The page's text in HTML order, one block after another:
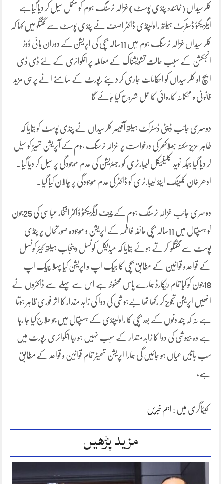
کلرسیداں (نمائندہ پنڈی پوسٹ)غزالہ نرسنگ ہوم کو مکمل سیل کر دیا گیاہے
ایگزیکٹو ڈسٹرکٹ ہیلتھ راولپنڈی ڈاکٹر اصف نے پنڈی پوسٹ سے گفتگو میں کہا کہ
کلر سیداں غزالہ نرسنگ ہوم میں 11سالہ بچی کی اپریشن کے دوران ہائی ڈوز
انجکشن کے سبب حالت تشویشناک کے معاملہ پر انکوائری کے لئے ڈی ڈی
ایچ او کلر سیداں کو احکامات جاری کر دیئے رپورٹ کے سامنے انے پر ہی مزید
قانونی و محکمانہ کاروائی کا عمل شروع کیا جائے گا
دوسری جانب ڈپٹی ڈسٹرکٹ ہیلتھ آفیسر کلرسیداں نے پنڈی پوسٹ کو بتایا کہ
طاہر عزیز سکنہ بھلاکھر کی درخواست پر غزالہ نرسنگ ہوم کے آپریشن تھیڑ کو سیل
کر دیا گیا جبکہ نوید کلینیکل لیبارٹری کو رجسٹریشن کی عدم موجودگی پر سیل کر دیا گیا ۔
ادھر خان کلینک اینڈ لیبارٹری کو ڈاکٹر کی عدم موجودگی پر چالان کیا گیا ۔
دوسری جانب غزالہ نرسنگ ہوم کے چیف ایگزیکٹو ڈاکٹر افتخار عباسی کی 25جون
کو ہسپتال میں 11سالہ بچی حائفہ فاطمہ کے اپریشن و موجودہ صورتحال پر پنڈی
پوسٹ سے گفتگو کرتے ہوئے بتایا کہ میڈیکل کونسل و پنجاب ہیلتھ کیئر کونسل
کے قواعد و قوانین کے مطابق بچی کا جیک اپ و اپریشن کیا پہلا چیک اپ
18جون کو کیا تمام ریکارڈ ہمارے پاس محفوظ ہے اس سے پہلے سے ڈاکٹروں نے
انھیں اپریشن تجویز کر رکھا تھا بےہوشی کی دوا کی زاہد مقدار کا اثر فوری ظاہر ہوتا
ہے نہ کہ چند دنوں کے بعد بچی کا راولپنڈی کے ہسپتال میں جو علاج کیا جا رہا
ہے وہ بیہوشی کی دوا کا زاہد مقدار کے سبب نہیں ہو رہا انکوائری رپورٹ میں
سب باتیں عیاں ہو جائیں گی ہمارا اپریشن تھیٹر تمام قوانین و قواعد کے مطابق
ہے،
کیٹاگری میں : اہم خبریں
مزید پڑھیں